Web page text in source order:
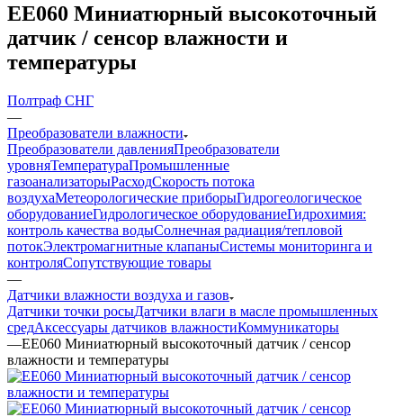
EE060 Миниатюрный высокоточный
датчик / сенсор влажности и
температуры
Полтраф СНГ
—
Преобразователи влажности
Преобразователи давленияПреобразователи
уровняТемператураПромышленные
газоанализаторыРасходСкорость потока
воздухаМетеорологические приборыГидрогеологическое
оборудованиеГидрологическое оборудованиеГидрохимия:
контроль качества водыСолнечная радиация/тепловой
потокЭлектромагнитные клапаныСистемы мониторинга и
контроляСопутствующие товары
—
Датчики влажности воздуха и газов
Датчики точки росыДатчики влаги в масле промышленных
средАксессуары датчиков влажностиКоммуникаторы
—EE060 Миниатюрный высокоточный датчик / сенсор
влажности и температуры